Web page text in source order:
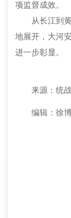
项监督成效。
从长江到
地展开，大河
进一步彰显。
来源：统
编辑：徐